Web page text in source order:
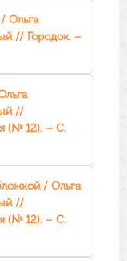
Ольга
// Городок. –
//
(№ 12). – С.
/ Ольга
//
(№ 12). – С.